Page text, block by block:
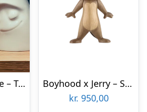
Humørlysestage – Tassen
Boyhood x Jerry – Small
kr. 950,00